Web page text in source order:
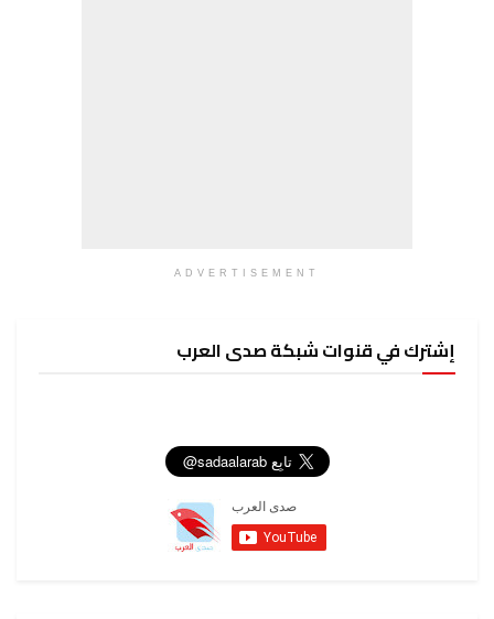
ADVERTISEMENT
إشترك في قنوات شبكة صدى العرب